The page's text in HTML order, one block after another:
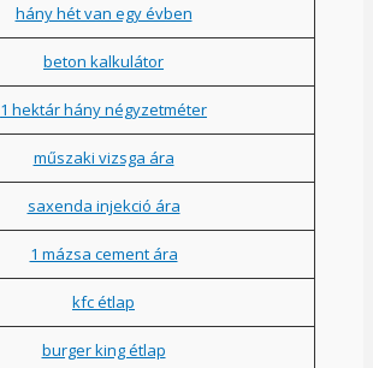
hány hét van egy évben
beton kalkulátor
1 hektár hány négyzetméter
műszaki vizsga ára
saxenda injekció ára
1 mázsa cement ára
kfc étlap
burger king étlap